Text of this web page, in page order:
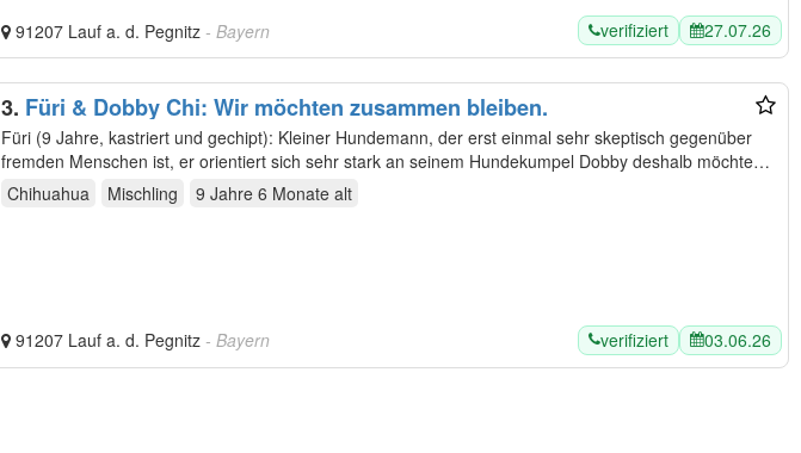
91207 Lauf a. d. Pegnitz - Bayern verifiziert 27.07.26
3. Füri & Dobby Chi: Wir möchten zusammen bleiben.
Füri (9 Jahre, kastriert und gechipt): Kleiner Hundemann, der erst einmal sehr skeptisch gegenüber
fremden Menschen ist, er orientiert sich sehr stark an seinem Hundekumpel Dobby deshalb möchten
die…
Chihuahua Mischling 9 Jahre 6 Monate alt
91207 Lauf a. d. Pegnitz - Bayern verifiziert 03.06.26